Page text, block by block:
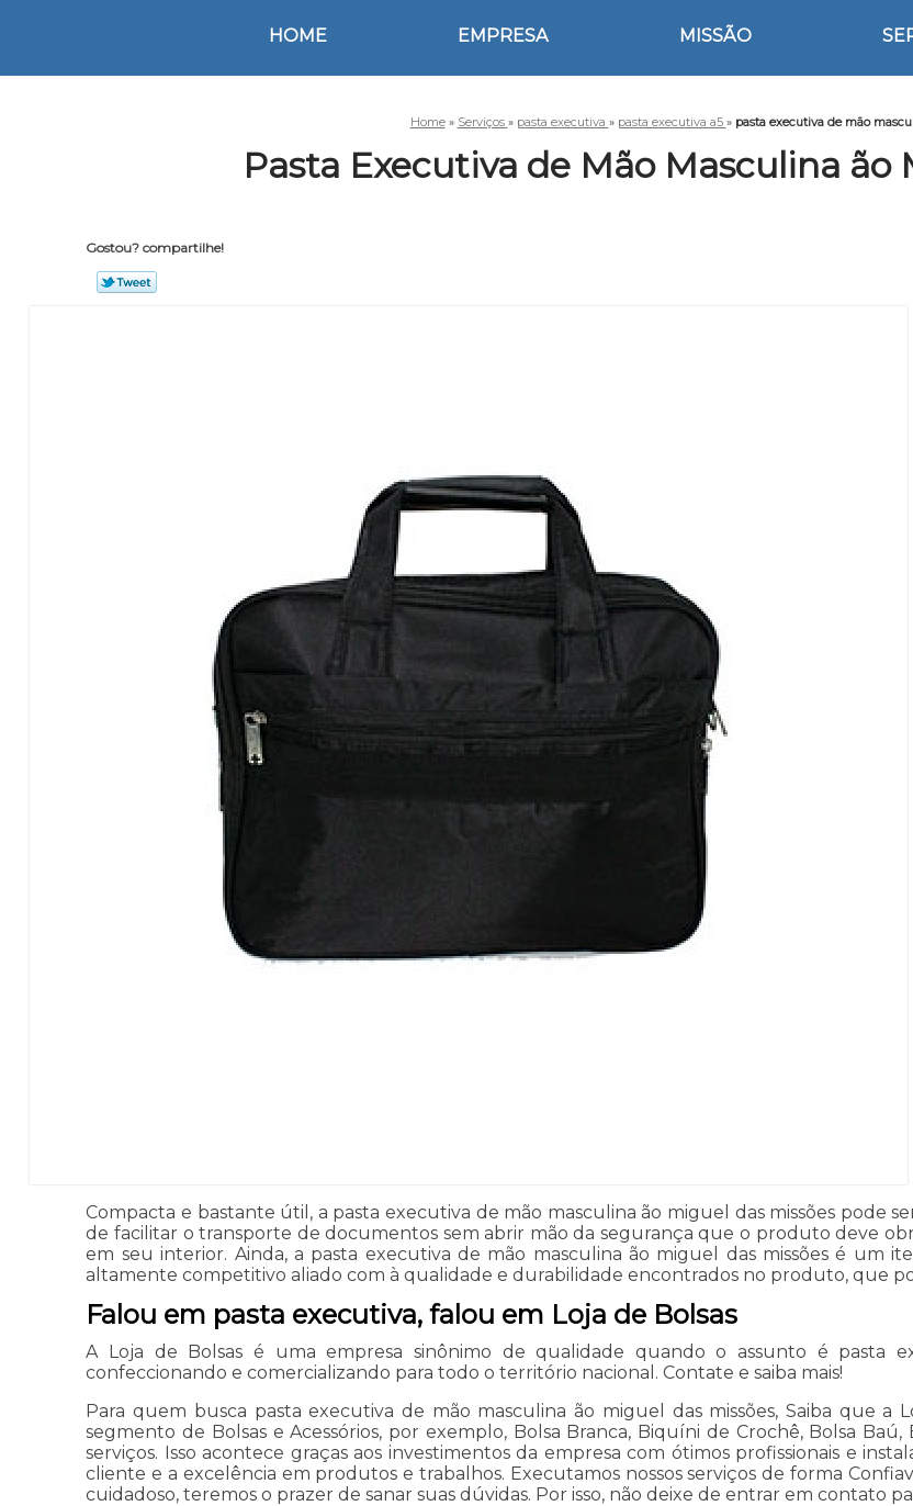
HOME EMPRESA MISSÃO
Home » Serviços » pasta executiva » pasta executiva a5 » pasta executiva de mão
Pasta Executiva de Mão Masculina ão
Gostou? compartilhe!
Compacta e bastante útil, a pasta executiva de mão masculina ão miguel das missões pode
de facilitar o transporte de documentos sem abrir mão da segurança que o produto deve
em seu interior. Ainda, a pasta executiva de mão masculina ão miguel das missões é um
altamente competitivo aliado com à qualidade e durabilidade encontrados no produto, que
Falou em pasta executiva, falou em Loja de Bolsas
A Loja de Bolsas é uma empresa sinônimo de qualidade quando o assunto é pasta
confeccionando e comercializando para todo o território nacional. Contate e saiba mais!
Para quem busca pasta executiva de mão masculina ão miguel das missões, Saiba que a
segmento de Bolsas e Acessórios, por exemplo, Bolsa Branca, Biquíni de Crochê, Bolsa
serviços. Isso acontece graças aos investimentos da empresa com ótimos profissionais e
cliente e a excelência em produtos e trabalhos. Executamos nossos serviços de forma
cuidadoso, teremos o prazer de sanar suas dúvidas. Por isso, não deixe de entrar em contato